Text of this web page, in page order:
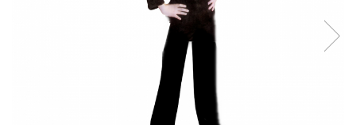
Prastii profesionale de vanatoare